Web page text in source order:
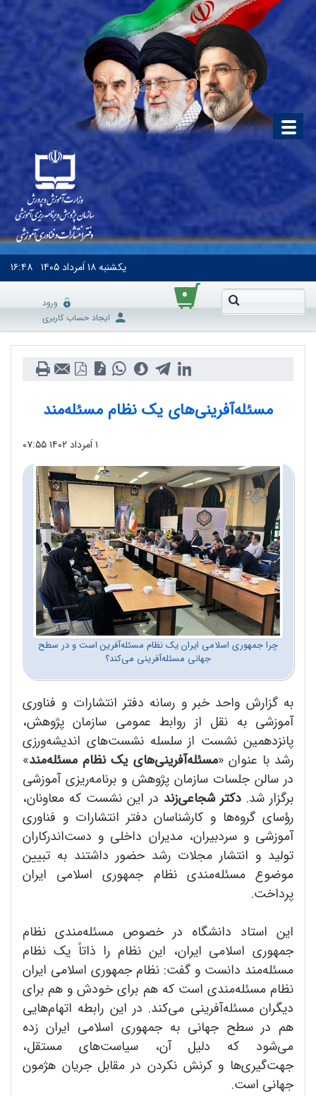
یکشنبه۱۸ اَمرداد ۱۴۰۵ ۱۶:۴۸
۰
ورود
ایجاد حساب کاربری
مسئله‌آفرینی‌های یک نظام مسئله‌مند
۱ اَمرداد ۱۴۰۲ ۰۷:۵۵
چرا جمهوری اسلامی ایران یک نظام مسئله‌آفرین است و در سطح
جهانی مسئله‌آفرینی می‌کند؟
به گزارش واحد خبر و رسانه دفتر انتشارات و فناوری
آموزشی به نقل از روابط عمومی سازمان پژوهش،
پانزدهمین نشست از سلسله نشست‌های اندیشه‌ورزی
رشد با عنوان «مسئله‌آفرینی‌های یک نظام مسئله‌مند»
در سالن جلسات سازمان پژوهش و برنامه‌ریزی آموزشی
برگزار شد. دکتر شجاعی‌زند در این نشست که معاونان،
رؤسای گروه‌ها و کارشناسان دفتر انتشارات و فناوری
آموزشی و سردبیران، مدیران داخلی و دست‌اندرکاران
تولید و انتشار مجلات رشد حضور داشتند به تبیین
موضوع مسئله‌مندی نظام جمهوری اسلامی ایران
پرداخت.
این استاد دانشگاه در خصوص مسئله‌مندی نظام
جمهوری اسلامی ایران، این نظام را ذاتاً یک نظام
مسئله‌مند دانست و گفت: نظام جمهوری اسلامی ایران
نظام مسئله‌مندی است که هم برای خودش و هم برای
دیگران مسئله‌آفرینی می‌کند. در این رابطه اتهام‌هایی
هم در سطح جهانی به جمهوری اسلامی ایران زده
می‌شود که دلیل آن، سیاست‌های مستقل،
جهت‌گیری‌ها و کرنش نکردن در مقابل جریان هژمون
جهانی است.